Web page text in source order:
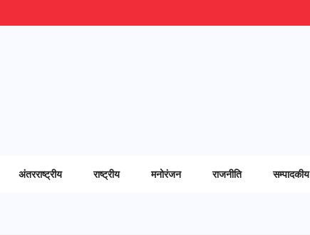
अंतरराष्ट्रीय राष्ट्रीय मनोरंजन राजनीति सम्पादकीय